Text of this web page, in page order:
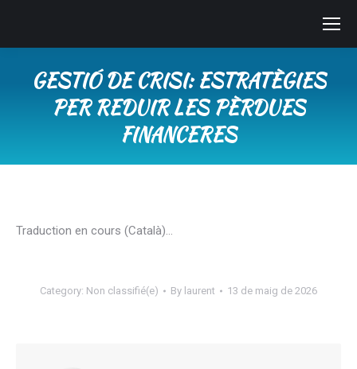
GESTIÓ DE CRISI: ESTRATÈGIES
PER REDUIR LES PÈRDUES
FINANCERES
Traduction en cours (Català)…
Category: Non classifié(e) By laurent 13 de maig de 2026